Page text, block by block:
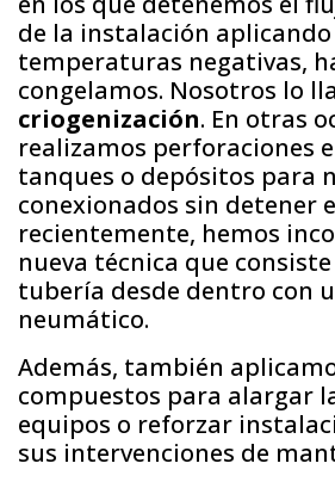
de la instalación
temperaturas negativas,
congelamos. Nosotros lo
criogenización. En otras
realizamos perforaciones
tanques o depósitos para
conexionados sin detener
recientemente, hemos
nueva técnica que
tubería desde dentro con
neumático.
Además, también
compuestos para alargar
equipos o reforzar
sus intervenciones de